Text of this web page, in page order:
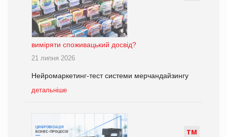
виміряти споживацький досвід?
21 липня 2026
Нейромаркетинг-тест системи мерчандайзингу
детальніше
ТМ